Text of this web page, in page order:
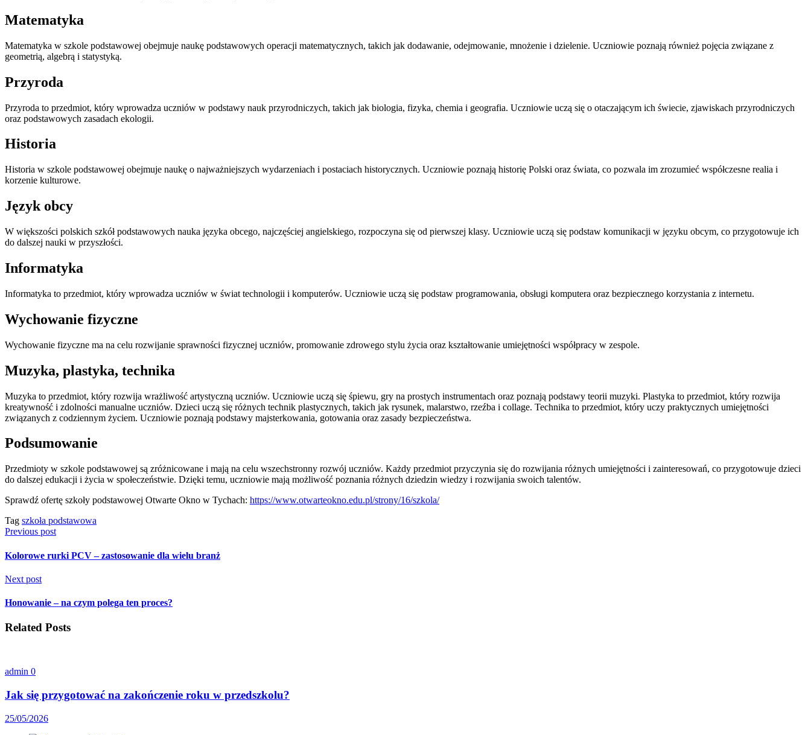
Matematyka
Matematyka w szkole podstawowej obejmuje naukę podstawowych operacji matematycznych, takich jak dodawanie, odejmowanie, mnożenie i dzielenie. Uczniowie poznają również pojęcia związane z
geometrią, algebrą i statystyką.
Przyroda
Przyroda to przedmiot, który wprowadza uczniów w podstawy nauk przyrodniczych, takich jak biologia, fizyka, chemia i geografia. Uczniowie uczą się o otaczającym ich świecie, zjawiskach przyrodniczych
oraz podstawowych zasadach ekologii.
Historia
Historia w szkole podstawowej obejmuje naukę o najważniejszych wydarzeniach i postaciach historycznych. Uczniowie poznają historię Polski oraz świata, co pozwala im zrozumieć współczesne realia i
korzenie kulturowe.
Język obcy
W większości polskich szkół podstawowych nauka języka obcego, najczęściej angielskiego, rozpoczyna się od pierwszej klasy. Uczniowie uczą się podstaw komunikacji w języku obcym, co przygotowuje ich
do dalszej nauki w przyszłości.
Informatyka
Informatyka to przedmiot, który wprowadza uczniów w świat technologii i komputerów. Uczniowie uczą się podstaw programowania, obsługi komputera oraz bezpiecznego korzystania z internetu.
Wychowanie fizyczne
Wychowanie fizyczne ma na celu rozwijanie sprawności fizycznej uczniów, promowanie zdrowego stylu życia oraz kształtowanie umiejętności współpracy w zespole.
Muzyka, plastyka, technika
Muzyka to przedmiot, który rozwija wrażliwość artystyczną uczniów. Uczniowie uczą się śpiewu, gry na prostych instrumentach oraz poznają podstawy teorii muzyki. Plastyka to przedmiot, który rozwija
kreatywność i zdolności manualne uczniów. Dzieci uczą się różnych technik plastycznych, takich jak rysunek, malarstwo, rzeźba i collage. Technika to przedmiot, który uczy praktycznych umiejętności
związanych z codziennym życiem. Uczniowie poznają podstawy majsterkowania, gotowania oraz zasady bezpieczeństwa.
Podsumowanie
Przedmioty w szkole podstawowej są zróżnicowane i mają na celu wszechstronny rozwój uczniów. Każdy przedmiot przyczynia się do rozwijania różnych umiejętności i zainteresowań, co przygotowuje dzieci
do dalszej edukacji i życia w społeczeństwie. Dzięki temu, uczniowie mają możliwość poznania różnych dziedzin wiedzy i rozwijania swoich talentów.
Sprawdź ofertę szkoły podstawowej Otwarte Okno w Tychach: https://www.otwarteokno.edu.pl/strony/16/szkola/
Tag szkoła podstawowa
Previous post
Kolorowe rurki PCV – zastosowanie dla wielu branż
Next post
Honowanie – na czym polega ten proces?
Related Posts
admin 0
Jak się przygotować na zakończenie roku w przedszkolu?
25/05/2026